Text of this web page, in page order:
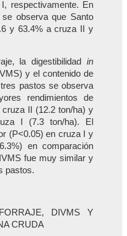
respectivamente. En
observa que Santo
y 63.4% a cruza II y
la digestibilidad in
y el contenido de
pastos se observa
rendimientos de
II (12.2 ton/ha) y
I (7.3 ton/ha). El
(P<0.05) en cruza I y
en comparación
fue muy similar y
pastos.
DIVMS Y
CRUDA